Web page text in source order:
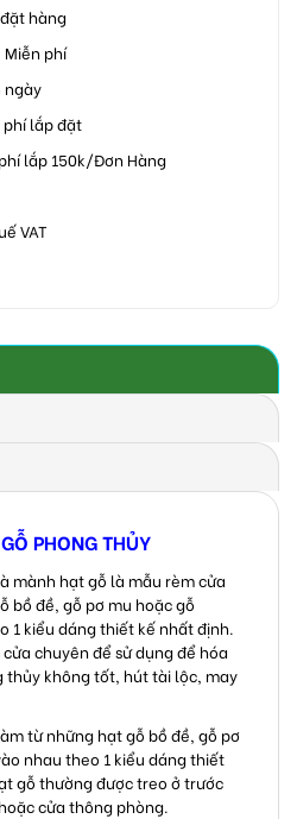
hàng
phí
ngày
lắp đặt
lắp 150k/Đơn Hàng
VAT
PHONG THỦY
mành hạt gỗ là mẫu rèm cửa
bồ đề, gỗ pơ mu hoặc gỗ
1 kiểu dáng thiết kế nhất định.
chuyên để sử dụng để hóa
thủy không tốt, hút tài lộc, may
từ những hạt gỗ bồ đề, gỗ pơ
nhau theo 1 kiểu dáng thiết
gỗ thường được treo ở trước
cửa thông phòng.